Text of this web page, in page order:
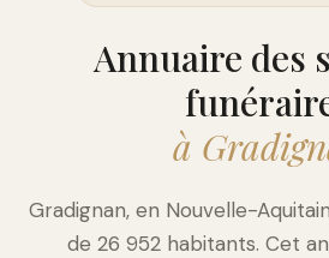
Annuaire des
à
Gradignan, en Nouvelle-
de 26 952 habitants. Cet